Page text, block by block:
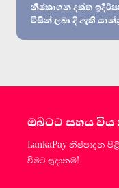
නිෂ්කාශන දත්ත
විසින් ලබා දී ඇති
ඔබටට සහය විය
LankaPay නිෂ්පාදන
වීමට සූදානම්!